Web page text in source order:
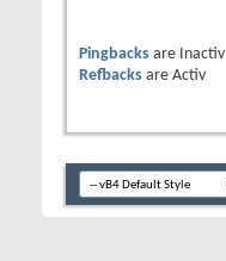
Pingbacks are
Inactiv
Refbacks are Activ